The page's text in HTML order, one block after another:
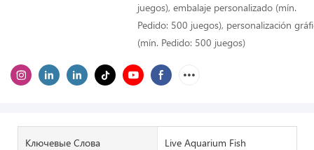
juegos), embalaje personalizado (mín.
Pedido: 500 juegos), personalización
(mín. Pedido: 500 juegos)
Ключевые Слова Live Aquarium Fish